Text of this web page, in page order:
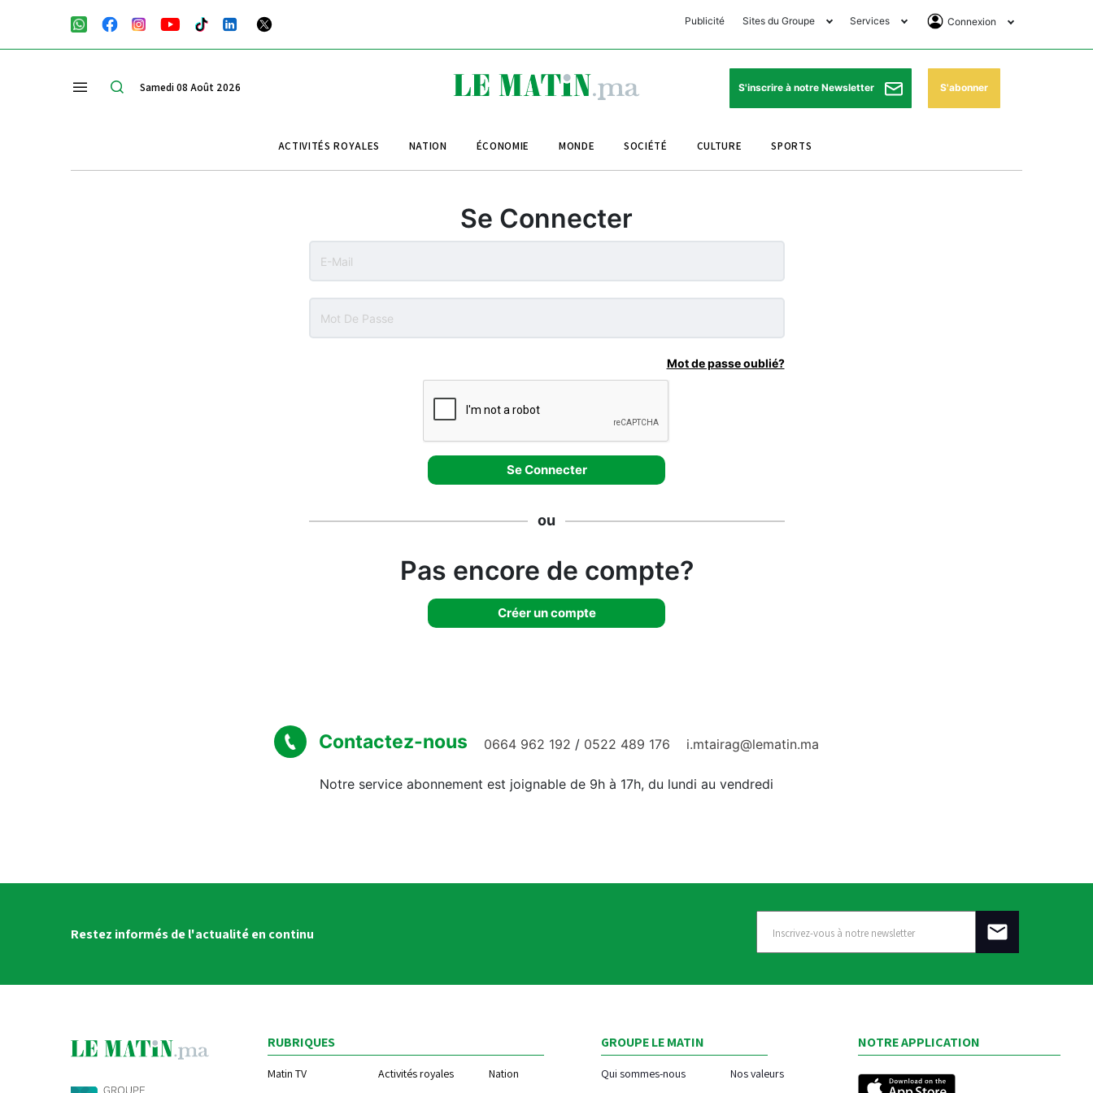
Publicité Sites du Groupe
Club Avantages
Le Matin Sports
Le Matin Store
Services
Horaires de prières
Pharmacies de garde
Programme TV
Connexion
Se Connecter
Abonnement
Samedi 08 Août 2026 S'inscrire à notre Newsletter S'abonner
ACTIVITÉS ROYALES NATION ÉCONOMIE MONDE SOCIÉTÉ CULTURE SPORTS
Se Connecter
Mot de passe oublié?
ou
Pas encore de compte?
Créer un compte
Contactez-nous 0664 962 192 / 0522 489 176 i.mtairag@lematin.ma
Notre service abonnement est joignable de 9h à 17h, du lundi au vendredi
Restez informés de l'actualité en continu
RUBRIQUES
Matin TV Activités royales
Nation
GROUPE LE MATIN
Qui sommes-nous Nos valeurs
NOTRE APPLICATION